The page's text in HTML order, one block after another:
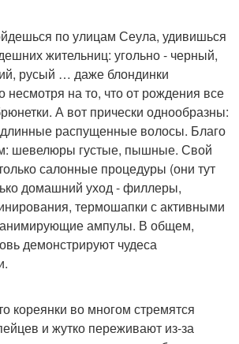
по улицам Сеула, удивишься
жительниц: угольно - черный,
русый … даже блондинки
несмотря на то, что от рождения все
А вот прически однообразны:
длинные распущенные волосы. Благо
шевелюры густые, пышные. Свой
салонные процедуры (они тут
домашний уход - филлеры,
термошапки с активными
ампулы. В общем,
демонстрируют чудеса
кореянки во многом стремятся
и жутко переживают из-за